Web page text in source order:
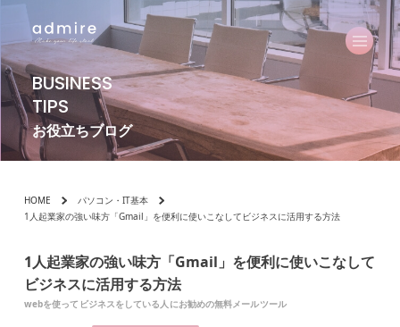
BUSINESS
TIPS
お役立ちブログ
HOME
パソコン・IT基本
1人起業家の強い味方「Gmail」を便利に使いこなしてビジネスに活用する方法
1人起業家の強い味方「Gmail」を便利に使いこなして
ビジネスに活用する方法
webを使ってビジネスをしている人にお勧めの無料メールツール